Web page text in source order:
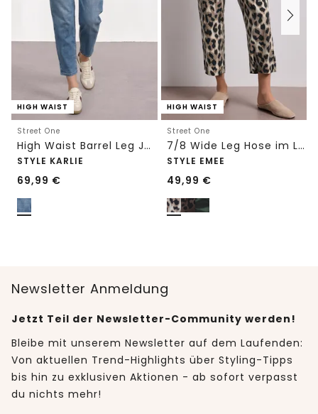
HIGH WAIST
Street One
High Waist Barrel Leg Jeans im Loose Fit
STYLE KARLIE
69,99 €
HIGH WAIST
Street One
7/8 Wide Leg Hose im Loose Fit mit Print
STYLE EMEE
49,99 €
Newsletter Anmeldung
Jetzt Teil der Newsletter-Community werden!
Bleibe mit unserem Newsletter auf dem Laufenden:
Von aktuellen Trend-Highlights über Styling-Tipps
bis hin zu exklusiven Aktionen - ab sofort verpasst
du nichts mehr!